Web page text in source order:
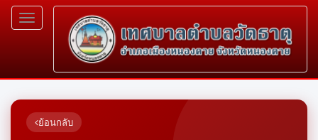
Toggle
navigation
ย้อนกลับ